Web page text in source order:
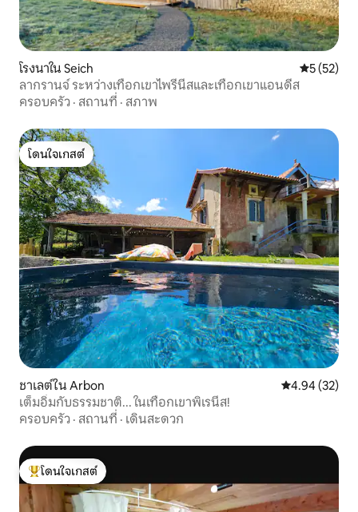
โรงนาใน Seich คะแนนเฉลี่
5 (52)
ลากรานจ์ ระหว่างเทือกเขาไพรีนีสและเทือกเขาแอนดีส
ครอบครัว · สถานที่ · สภาพ
โดนใจเกสต์
โดนใจเกสต์
ชาเลต์ใน Arbon คะแนนเฉลี่ย
4.94 (32)
เต็มอิ่มกับธรรมชาติ... ในเทือกเขาพิเรนีส!
ครอบครัว · สถานที่ · เดินสะดวก
โดนใจเกสต์ที่สุด
โดนใจเกสต์